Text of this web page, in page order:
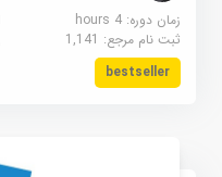
زمان دوره: 4 hours
ثبت نام مرجع:1,141
bestseller